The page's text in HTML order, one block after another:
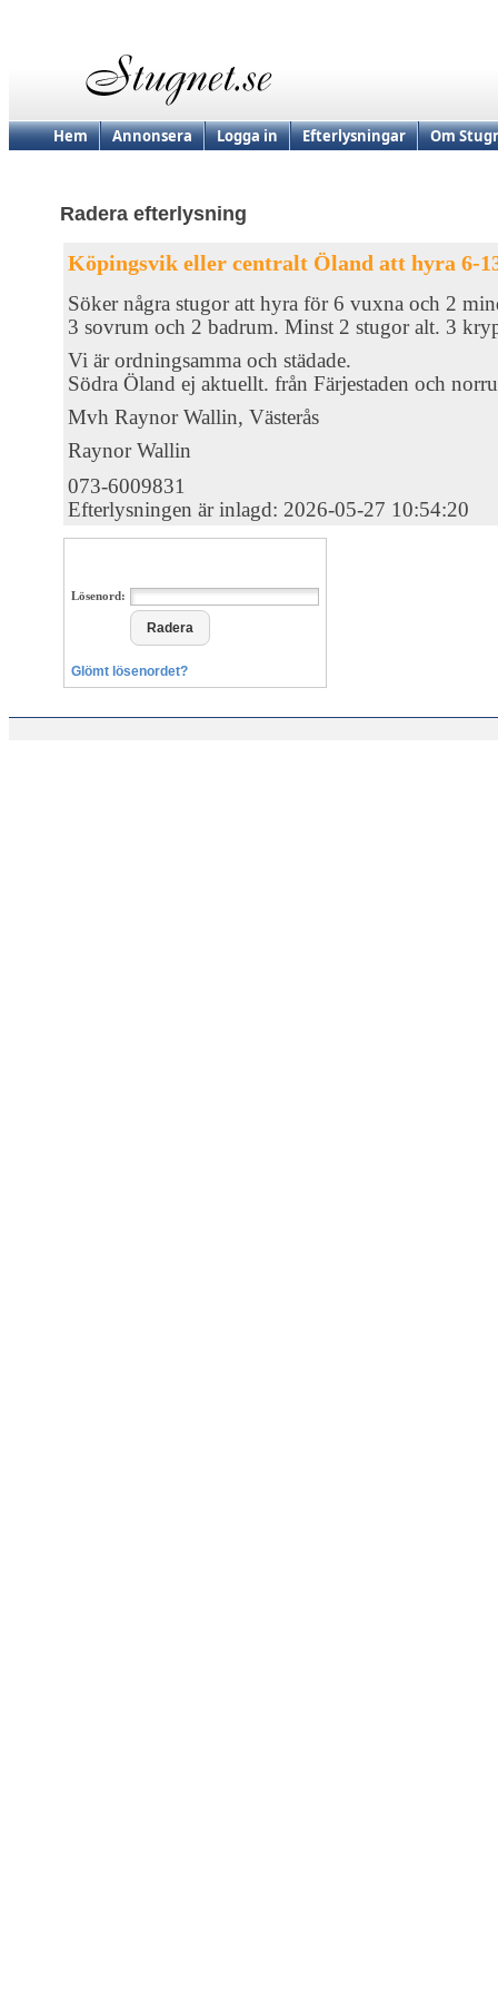
Hem Annonsera Logga in Efterlysningar Om
Radera efterlysning
Köpingsvik eller centralt Öland att hyra 6-
Söker några stugor att hyra för 6 vuxna och 2
3 sovrum och 2 badrum. Minst 2 stugor alt. 3
Vi är ordningsamma och städade.
Södra Öland ej aktuellt. från Färjestaden och
Mvh Raynor Wallin, Västerås
Raynor Wallin
073-6009831
Efterlysningen är inlagd: 2026-05-27 10:54:20
Lösenord:
Glömt lösenordet?